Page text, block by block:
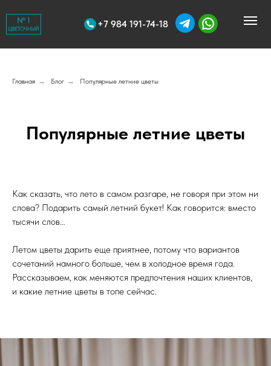
+7 984 191-74-18
Главная → Блог → Популярные летние цветы
Популярные летние цветы
Как сказать, что лето в самом разгаре, не говоря при этом ни
слова? Подарить самый летний букет! Как говорится: вместо
тысячи слов…
Летом цветы дарить еще приятнее, потому что вариантов
сочетаний намного больше, чем в холодное время года.
Рассказываем, как меняются предпочтения наших клиентов,
и какие летние цветы в топе сейчас.